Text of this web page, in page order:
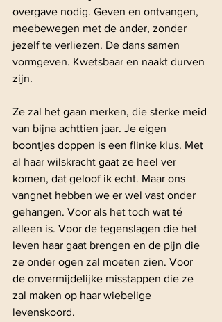
overgave nodig. Geven en ontvangen,
meebewegen met de ander, zonder
jezelf te verliezen. De dans samen
vormgeven. Kwetsbaar en naakt durven
zijn.
Ze zal het gaan merken, die sterke meid
van bijna achttien jaar. Je eigen
boontjes doppen is een flinke klus. Met
al haar wilskracht gaat ze heel ver
komen, dat geloof ik echt. Maar ons
vangnet hebben we er wel vast onder
gehangen. Voor als het toch wat té
alleen is. Voor de tegenslagen die het
leven haar gaat brengen en de pijn die
ze onder ogen zal moeten zien. Voor
de onvermijdelijke misstappen die ze
zal maken op haar wiebelige
levenskoord.